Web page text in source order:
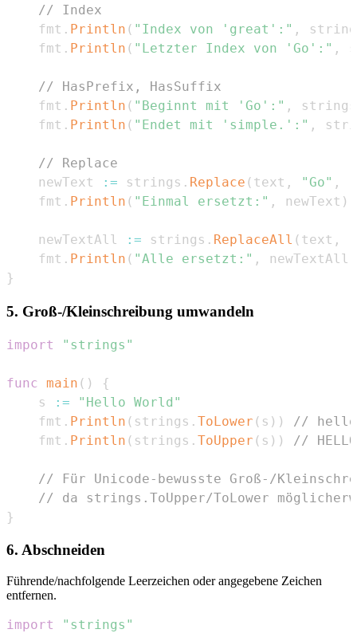
// Index
	fmt
. Println ( "Index von 'great':" ,
	fmt
. Println ( "Letzter Index von 'Go':" ,
// HasPrefix, HasSuffix
	fmt
. Println ( "Beginnt mit 'Go':" ,
strings
	fmt
. Println ( "Endet mit 'simple.':" ,
// Replace
	newText
:= strings . Replace ( text , "Go" ,
	fmt
. Println ( "Einmal ersetzt:" , newText )
	newTextAll
:= strings . ReplaceAll ( text ,
	fmt
. Println ( "Alle ersetzt:" , newTextAll
}
5. Groß-/Kleinschreibung umwandeln
import "strings"
func main ( )
{
	s
:=
"Hello World"
	fmt
. Println ( strings . ToLower ( s ) )
// hello
	fmt
. Println ( strings . ToUpper ( s ) ) // HELLO
// Für Unicode-bewusste Groß-/
// da strings.ToUpper/ToLower
}
6. Abschneiden
Führende/nachfolgende Leerzeichen oder angegebene Zeichen
entfernen.
import "strings"